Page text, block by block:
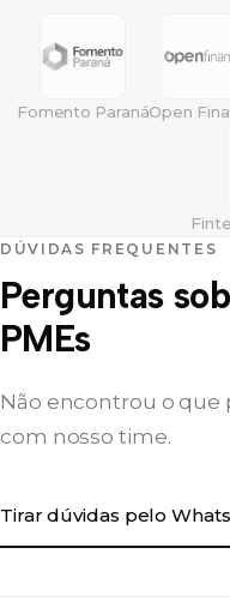
Fomento ParanáOpen
DÚVIDAS FREQUENTES
Perguntas
PMEs
Não encontrou o que
com nosso time.
Tirar dúvidas pelo